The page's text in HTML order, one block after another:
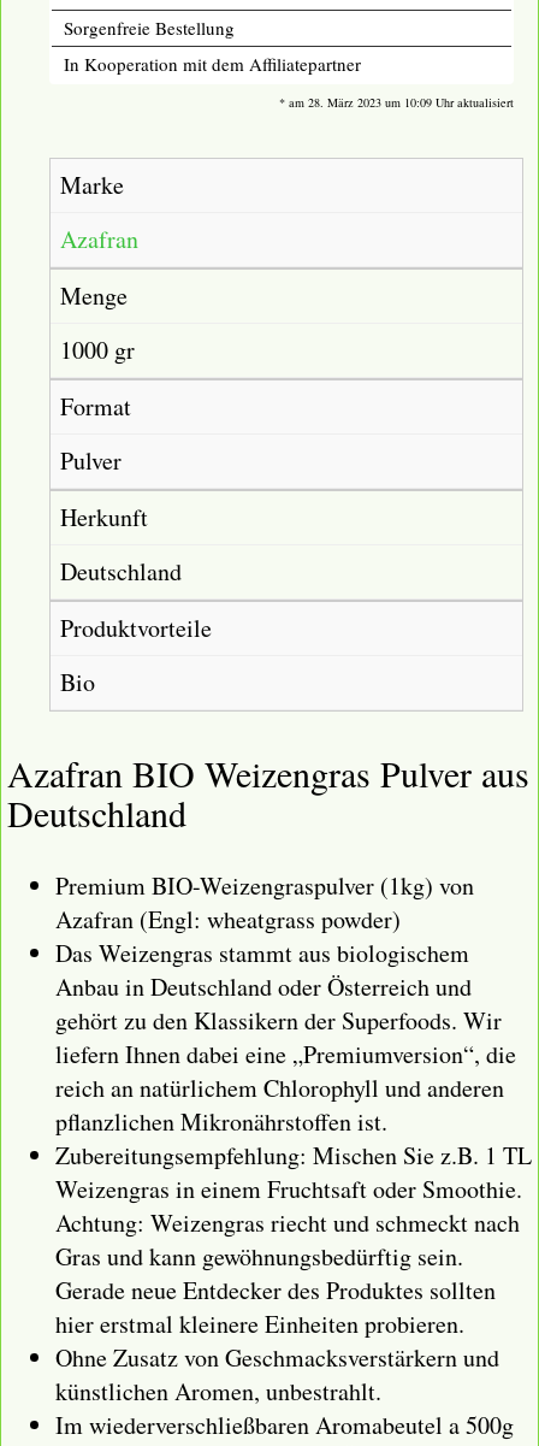
Sorgenfreie Bestellung
In Kooperation mit dem Affiliatepartner
* am 28. März 2023 um 10:09 Uhr aktualisiert
Marke
Azafran
Menge
1000 gr
Format
Pulver
Herkunft
Deutschland
Produktvorteile
Bio
Azafran BIO Weizengras Pulver aus
Deutschland
Premium BIO-Weizengraspulver (1kg) von
Azafran (Engl: wheatgrass powder)
Das Weizengras stammt aus biologischem
Anbau in Deutschland oder Österreich und
gehört zu den Klassikern der Superfoods. Wir
liefern Ihnen dabei eine „Premiumversion“, die
reich an natürlichem Chlorophyll und anderen
pflanzlichen Mikronährstoffen ist.
Zubereitungsempfehlung: Mischen Sie z.B. 1 TL
Weizengras in einem Fruchtsaft oder Smoothie.
Achtung: Weizengras riecht und schmeckt nach
Gras und kann gewöhnungsbedürftig sein.
Gerade neue Entdecker des Produktes sollten
hier erstmal kleinere Einheiten probieren.
Ohne Zusatz von Geschmacksverstärkern und
künstlichen Aromen, unbestrahlt.
Im wiederverschließbaren Aromabeutel a 500g